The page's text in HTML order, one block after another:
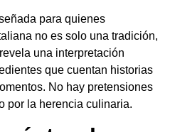
para quienes
no es solo una tradición,
una interpretación
que cuentan historias
No hay pretensiones
por la herencia culinaria.